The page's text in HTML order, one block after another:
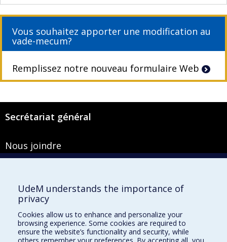
Vous souhaitez apporter une modification au
vade-mecum?
Remplissez notre nouveau formulaire Web
Secrétariat général
Nous joindre
Montréal (Québec) H3T 1J4
Courriel :secretariat-general@umontreal.ca
Admission
UdeM understands the importance of
privacy
Cookies allow us to enhance and personalize your
browsing experience. Some cookies are required to
ensure the website’s functionality and security, while
others remember your preferences. By accepting all, you